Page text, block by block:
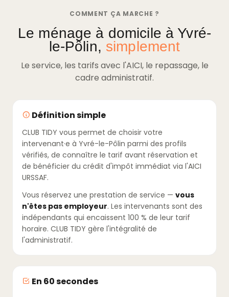
COMMENT ÇA MARCHE ?
Le ménage à domicile à Yvré-
le-Pôlin, simplement
Le service, les tarifs avec l'AICI, le repassage, le
cadre administratif.
Définition simple
CLUB TIDY vous permet de choisir votre
intervenant·e à Yvré-le-Pôlin parmi des profils
vérifiés, de connaître le tarif avant réservation et
de bénéficier du crédit d'impôt immédiat via l'AICI
URSSAF.
Vous réservez une prestation de service — vous
n'êtes pas employeur. Les intervenants sont des
indépendants qui encaissent 100 % de leur tarif
horaire. CLUB TIDY gère l'intégralité de
l'administratif.
En 60 secondes